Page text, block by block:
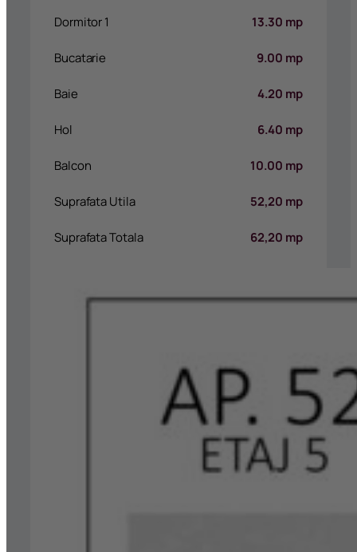
Dormitor 1 13.30 mp
Bucatarie 9.00 mp
Baie 4.20 mp
Hol 6.40 mp
Balcon 10.00 mp
Suprafata Utila 52,20 mp
Suprafata Totala 62,20 mp